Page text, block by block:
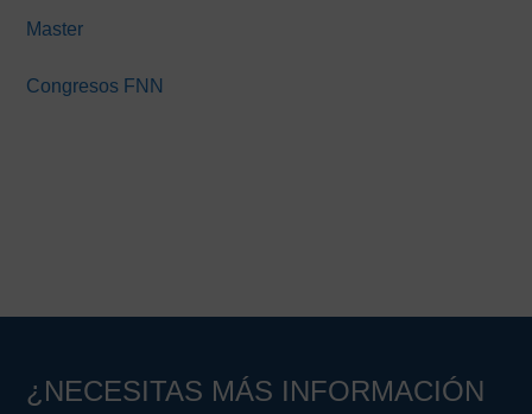
Master
Congresos FNN
¿NECESITAS MÁS INFORMACIÓN